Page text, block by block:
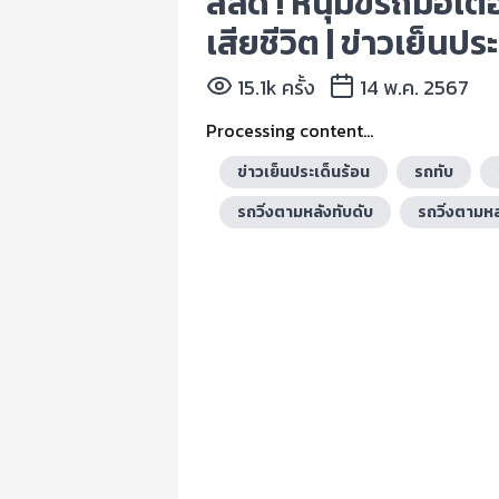
เสียชีวิต | ข่าวเย็นปร
15.1k ครั้ง 14 พ.ค. 2567
Processing content...
ข่าวเย็นประเด็นร้อน รถทับ
รถวิ่งตามหลังทับดับ
รถวิ่งตาม